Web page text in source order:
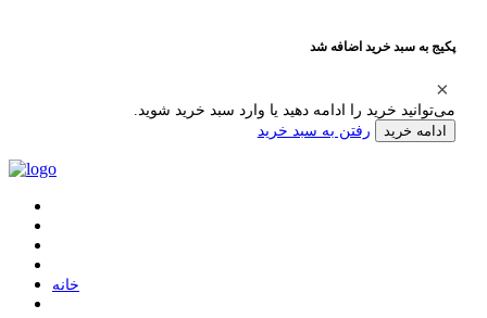
پکیج به سبد خرید اضافه شد
می‌توانید خرید را ادامه دهید یا وارد سبد خرید شوید.
ادامه خرید رفتن به سبد خرید
ﺧﺎﻧﻪ